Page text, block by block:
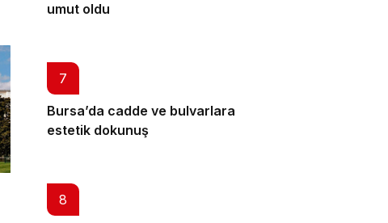
umut oldu
7
Bursa’da cadde ve bulvarlara
estetik dokunuş
8